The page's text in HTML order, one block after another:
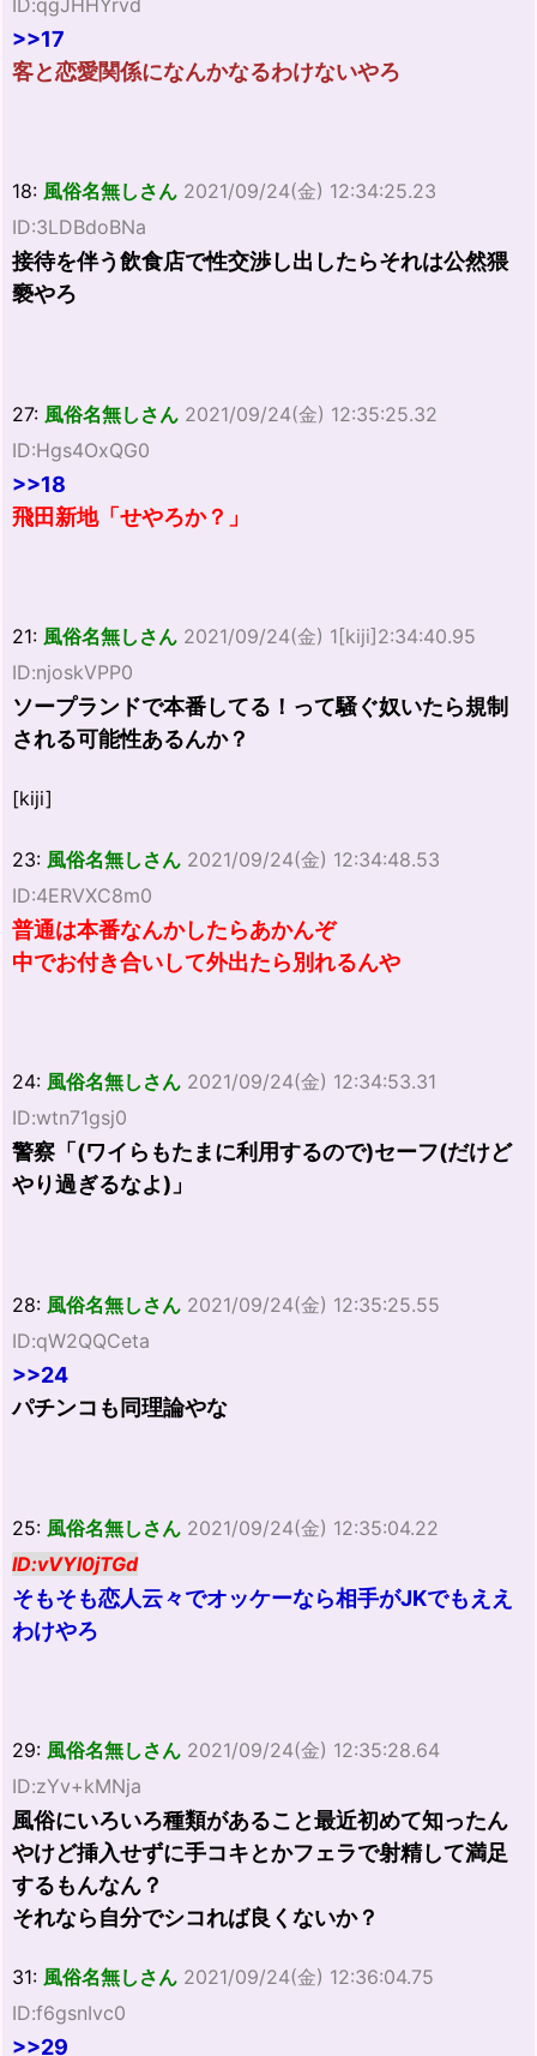
>>17
客と恋愛関係になんかなるわけないやろ
18: 風俗名無しさん 2021/09/24(金) 12:34:25.23
ID:3LDBdoBNa
接待を伴う飲食店で性交渉し出したらそれは公然猥
褻やろ
27: 風俗名無しさん 2021/09/24(金) 12:35:25.32
ID:Hgs4OxQG0
>>18
飛田新地「せやろか？」
21: 風俗名無しさん 2021/09/24(金) 1[kiji]2:34:40.95
ID:njoskVPP0
ソープランドで本番してる！って騒ぐ奴いたら規制
される可能性あるんか？
[kiji]
23: 風俗名無しさん 2021/09/24(金) 12:34:48.53
ID:4ERVXC8m0
普通は本番なんかしたらあかんぞ
中でお付き合いして外出たら別れるんや
24: 風俗名無しさん 2021/09/24(金) 12:34:53.31
ID:wtn71gsj0
警察「(ワイらもたまに利用するので)セーフ(だけど
やり過ぎるなよ)」
28: 風俗名無しさん 2021/09/24(金) 12:35:25.55
ID:qW2QQCeta
>>24
パチンコも同理論やな
25: 風俗名無しさん 2021/09/24(金) 12:35:04.22
ID:vVYl0jTGd
そもそも恋人云々でオッケーなら相手がJKでもええ
わけやろ
29: 風俗名無しさん 2021/09/24(金) 12:35:28.64
ID:zYv+kMNja
風俗にいろいろ種類があること最近初めて知ったん
やけど挿入せずに手コキとかフェラで射精して満足
するもんなん？
それなら自分でシコれば良くないか？
31: 風俗名無しさん 2021/09/24(金) 12:36:04.75
ID:f6gsnIvc0
>>29